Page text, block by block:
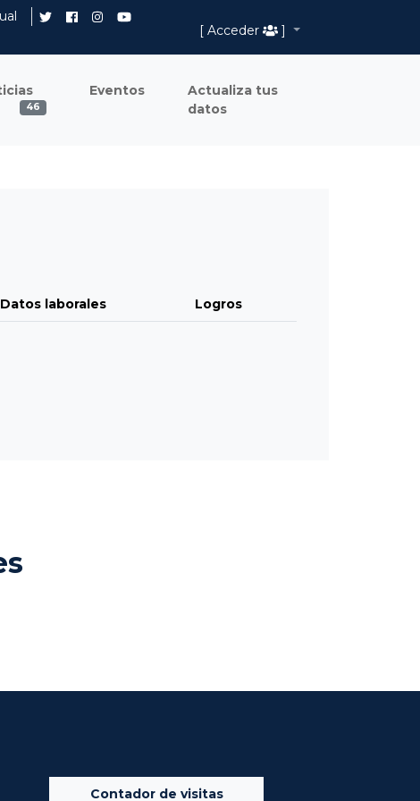
[ Acceder
]
46
Eventos
Actualiza tus
datos
Datos laborales Logros
Contador de visitas